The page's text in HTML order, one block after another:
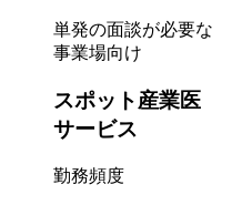
単発の面談が必要な
事業場向け
スポット産業医
サービス
勤務頻度